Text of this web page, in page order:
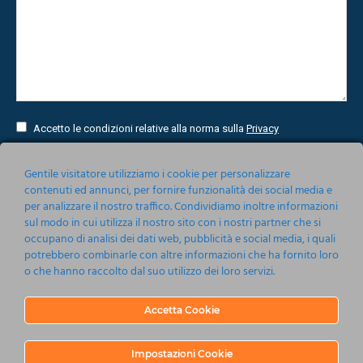
Accetto le condizioni relative alla norma sulla Privacy
Invia
Nonsoloeventi srl 2019-2020
P.IVA 05161201214
Gentile visitatore utilizziamo i cookie per personalizzare
contenuti ed annunci, per fornire funzionalità dei social media e
per analizzare il nostro traffico. Condividiamo inoltre informazioni
sul modo in cui utilizza il nostro sito con i nostri partner che si
occupano di analisi dei dati web, pubblicità e social media, i quali
potrebbero combinarle con altre informazioni che ha fornito loro
o che hanno raccolto dal suo utilizzo dei loro servizi.
Accetta Cookie
Impostazioni Cookie